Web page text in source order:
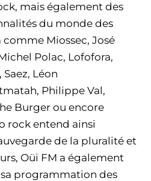
mais également des
du monde des
Miossec, José
Polac, Lofofora,
Léon
Philippe Val,
Burger ou encore
rock entend ainsi
de la pluralité et
Oüi FM a également
programmation des